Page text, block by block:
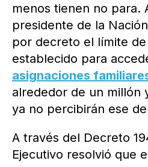
menos tienen no para.
presidente de la
por decreto el límite
establecido para
asignaciones
alrededor de un millón
ya no percibirán ese
A través del Decreto
Ejecutivo resolvió que